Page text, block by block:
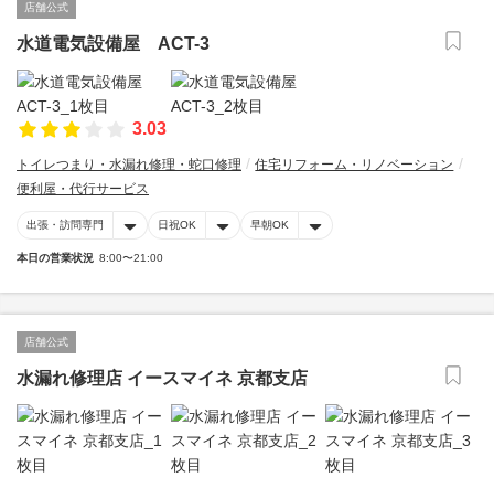
店舗公式
水道電気設備屋 ACT-3
3.03
トイレつまり・水漏れ修理・蛇口修理
住宅リフォーム・リノベーション
便利屋・代行サービス
出張・訪問専門 日祝OK 早朝OK
本日の営業状況 8:00〜21:00
店舗公式
水漏れ修理店 イースマイネ 京都支店